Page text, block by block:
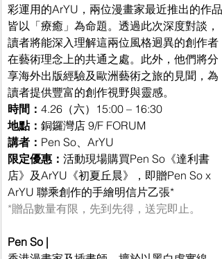
彩運用的ArYU，兩位漫畫家最近推出的作品
皆以 「療癒 」 為命題。透過此次深度對談，
讀者將能深入理解這兩位風格迥異的創作者
在藝術理念上的共通之處。此外，他們將分
享海外出版經驗及歐洲藝術之旅的見聞，為
讀者提供豐富的創作視野與靈感。
時間： 4.26（六）15:00 – 16:30
地點： 銅鑼灣店 9/F FORUM
講者： Pen So、ArYU
限定優惠： 活動現場購買Pen So《達利書
店》及ArYU《初夏丘晨》，即贈Pen So x
ArYU 聯乘創作的手繪明信片乙張*
*贈品數量有限，先到先得，送完即止。
Pen So |